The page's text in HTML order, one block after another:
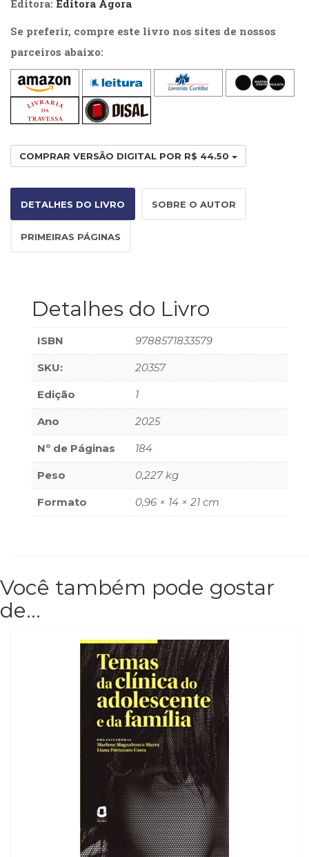
Televisão
Temas
africanos
(30)
Terapia
Ocupacional
(21)
e
RH
Turismo
(1)
Vida
Prática
Editora: Editora Ágora
Se preferir, compre este livro nos sites de nossos
parceiros abaixo:
COMPRAR VERSÃO DIGITAL POR R$ 44.50
DETALHES DO LIVRO SOBRE O AUTOR
PRIMEIRAS PÁGINAS
Detalhes do Livro
ISBN 9788571833579
SKU: 20357
Edição 1
Ano 2025
Nº de Páginas 184
Peso 0,227 kg
Formato 0,96 × 14 × 21 cm
Você também pode gostar
de…